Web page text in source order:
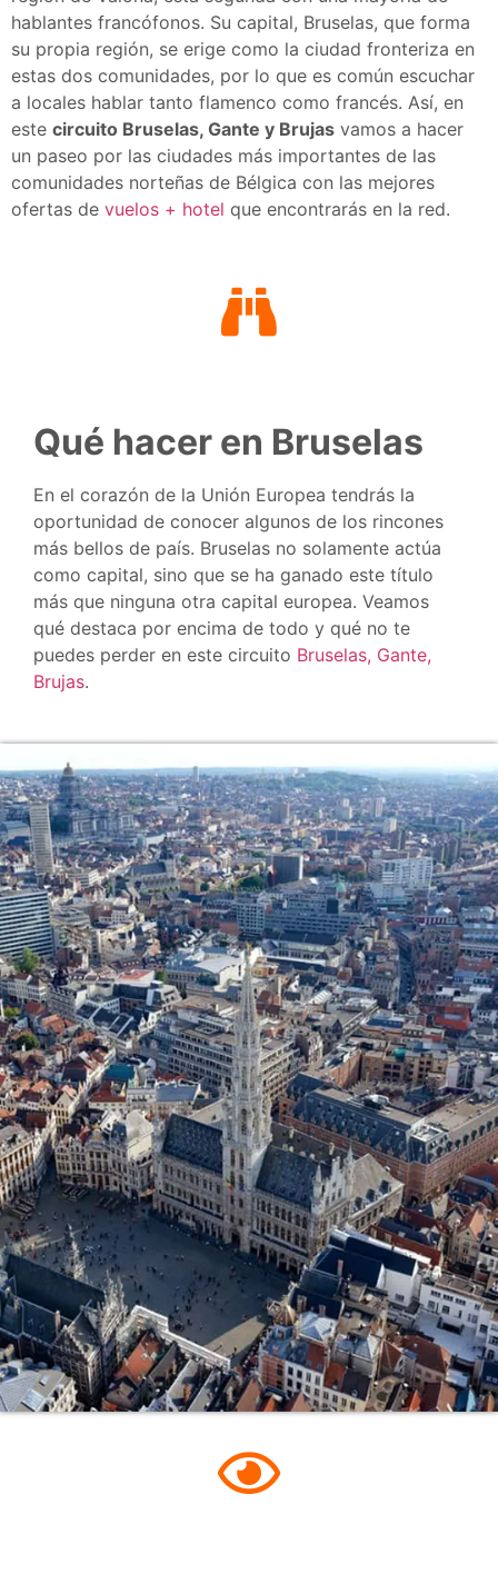
hablantes francófonos. Su capital, Bruselas, que forma
su propia región, se erige como la ciudad fronteriza en
estas dos comunidades, por lo que es común escuchar
a locales hablar tanto flamenco como francés. Así, en
este circuito Bruselas, Gante y Brujas vamos a hacer
un paseo por las ciudades más importantes de las
comunidades norteñas de Bélgica con las mejores
ofertas de vuelos + hotel que encontrarás en la red.
Qué hacer en Bruselas
En el corazón de la Unión Europea tendrás la
oportunidad de conocer algunos de los rincones
más bellos de país. Bruselas no solamente actúa
como capital, sino que se ha ganado este título
más que ninguna otra capital europea. Veamos
qué destaca por encima de todo y qué no te
puedes perder en este circuito Bruselas, Gante,
Brujas.